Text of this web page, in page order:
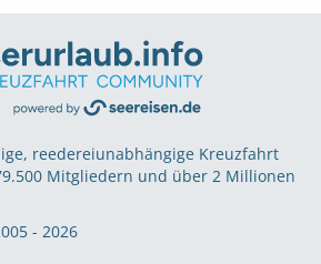
reedereiunabhängige Kreuzfahrt
Mitgliedern und über 2 Millionen
- 2026